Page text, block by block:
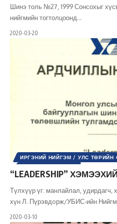
Шинэ толь №27, 1999 Сонсохыг
нийгмийн тогтолцоонд…
2020-03-20
ИРГЭНИЙ НИЙГЭМ / УЛС ТӨРИЙН
УЛС ТӨРИЙН СЭТГЭЛГЭЭНИЙ
ХУВЬ ХҮНИЙ ХӨГЖИЛ
“LEADERSHIP”
Түлхүүр үг: манлайлал, удирдагч,
хүн Л. Пүрэвдoрж/УБИС-ийн
2020-03-10